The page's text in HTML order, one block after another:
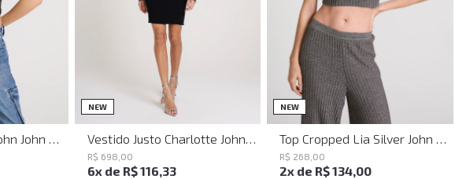
G NEW M
R$ 698 00
6x de R$116,33
NEW PP P M G
R$ 268 00
2x de R$134,00